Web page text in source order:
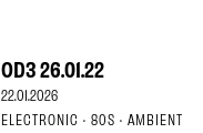
OD3 26.01.22
22.01.2026
ELECTRONIC · 80S · AMBIENT